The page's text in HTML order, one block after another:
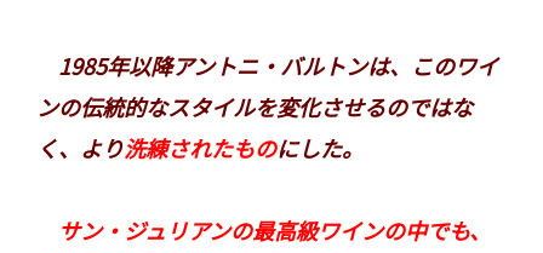
1985年以降アントニ・バルトンは、このワイ
ンの伝統的なスタイルを変化させるのではな
く、より洗練されたものにした。
サン・ジュリアンの最高級ワインの中でも、